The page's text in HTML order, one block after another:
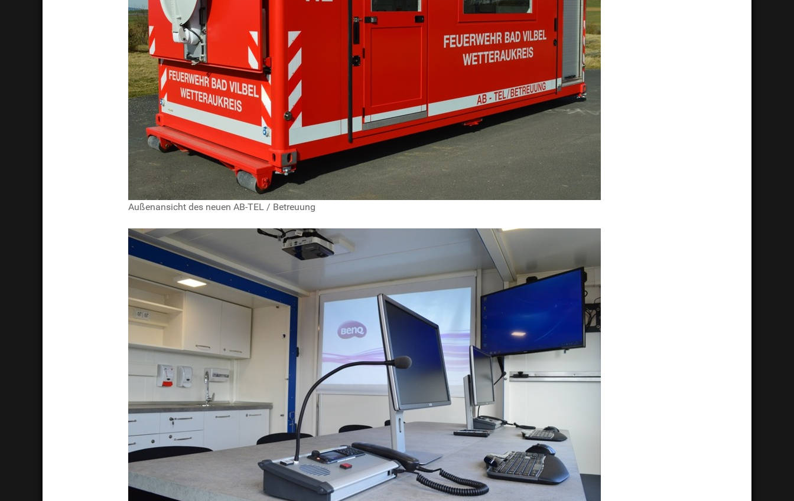
Außenansicht des neuen AB-TEL / Betreuung